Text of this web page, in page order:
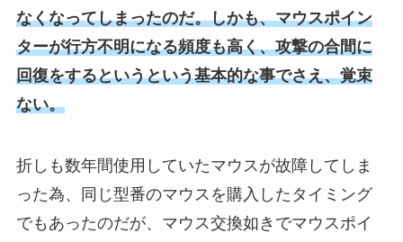
なくなってしまったのだ。しかも、マウスポイン
ターが行方不明になる頻度も高く、攻撃の合間に
回復をするというという基本的な事でさえ、覚束
ない。
折しも数年間使用していたマウスが故障してしま
った為、同じ型番のマウスを購入したタイミング
でもあったのだが、マウス交換如きでマウスポイ